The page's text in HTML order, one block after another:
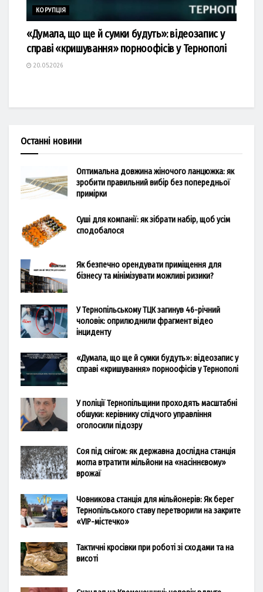
КОРУПЦІЯ
«Думала, що ще й сумки будуть»: відеозапис у
справі «кришування» порноофісів у Тернополі
20.05.2026
Останні новини
Оптимальна довжина жіночого ланцюжка: як
зробити правильний вибір без попередньої
примірки
Суші для компанії: як зібрати набір, щоб усім
сподобалося
Як безпечно орендувати приміщення для
бізнесу та мінімізувати можливі ризики?
У Тернопільському ТЦК загинув 46-річний
чоловік: оприлюднили фрагмент відео
інциденту
«Думала, що ще й сумки будуть»: відеозапис у
справі «кришування» порноофісів у Тернополі
У поліції Тернопільщини проходять масштабні
обшуки: керівнику слідчого управління
оголосили підозру
Соя під снігом: як державна дослідна станція
могла втратити мільйони на «насіннєвому»
врожаї
Човникова станція для мільйонерів: Як берег
Тернопільського ставу перетворили на закрите
«VIP-містечко»
Тактичні кросівки при роботі зі сходами та на
висоті